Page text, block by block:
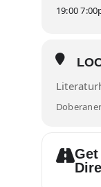
19:00
Get